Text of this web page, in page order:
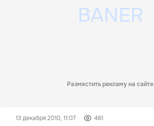
Разместить рекламу на сайте
13 декабря 2010, 11:07 461